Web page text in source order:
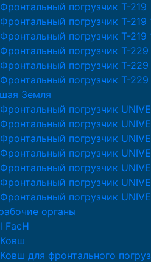
Фронтальный погрузчик T-219
Фронтальный погрузчик T-219
Фронтальный погрузчик T-
Фронтальный погрузчик T-229
Фронтальный погрузчик T-
Фронтальный погрузчик T-229
Земля
Фронтальный погрузчик
Фронтальный погрузчик
Фронтальный погрузчик
Фронтальный погрузчик
Фронтальный погрузчик
Фронтальный погрузчик
Фронтальный погрузчик
органы
FacH
Ковш
Ковш для фронтального